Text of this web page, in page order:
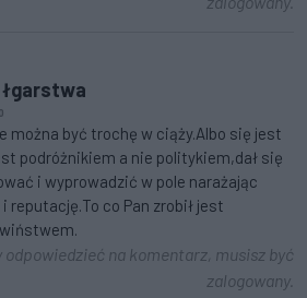
można być trochę w ciąży.Albo się jest
podróżnikiem a nie politykiem,dał się
i wyprowadzić w pole narażając
reputację.To co Pan zrobił jest
odpowiedzieć na komentarz, musisz być
zalogowany.